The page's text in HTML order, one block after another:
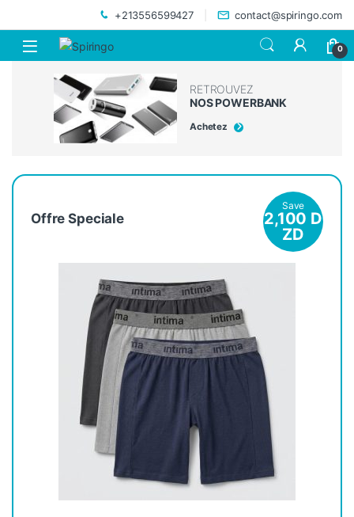
+213556599427 contact@spiringo.com
0
RETROUVEZ
NOS POWERBANK
Achetez
Offre Speciale
Save
2,100 D
ZD